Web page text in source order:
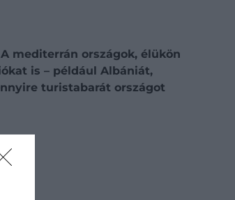
mediterrán országok, élükön
is – például Albániát,
turistabarát országot